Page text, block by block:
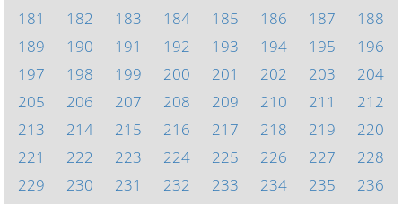
181
182 183 184 185 186 187
188
189
190 191 192 193 194 195
196
197
198 199 200 201 202 203
204
205
206 207 208 209 210 211
212
213
214 215 216 217 218 219
220
221
222 223 224 225 226 227
228
229
230 231 232 233 234 235
236